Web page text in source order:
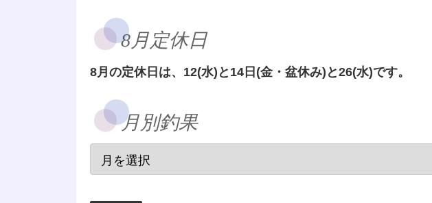
8月定休日
8月の定休日は、12(水)と14日(金・盆休み)と26(水)です。
月別釣果